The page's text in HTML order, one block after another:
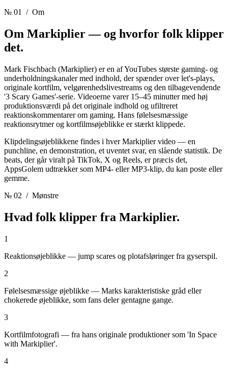
№ 01
/ Om
Om Markiplier — og hvorfor folk klipper
det.
Mark Fischbach (Markiplier) er en af YouTubes største gaming- og
underholdningskanaler med indhold, der spænder over let's-plays,
originale kortfilm, velgørenhedslivestreams og den tilbagevendende
'3 Scary Games'-serie. Videoerne varer 15–45 minutter med høj
produktionsværdi på det originale indhold og ufiltreret
reaktionskommentarer om gaming. Hans følelsesmæssige
reaktionsrytmer og kortfilmsøjeblikke er stærkt klippede.
Klipdelingsøjeblikkene findes i hver Markiplier video — en
punchline, en demonstration, et uventet svar, en slående statistik. De
beats, der går viralt på TikTok, X og Reels, er præcis det,
AppsGolem udtrækker som MP4- eller MP3-klip, du kan poste eller
gemme.
№ 02 / Mønstre
Hvad folk klipper fra Markiplier.
1
Reaktionsøjeblikke — jump scares og plotafsløringer fra gyserspil.
2
Følelsesmæssige øjeblikke — Marks karakteristiske gråd eller
chokerede øjeblikke, som fans deler gentagne gange.
3
Kortfilmfotografi — fra hans originale produktioner som 'In Space
with Markiplier'.
4